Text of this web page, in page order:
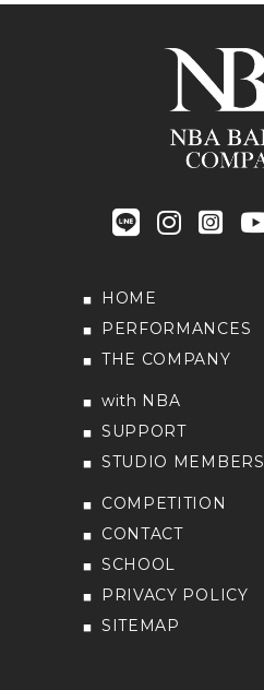
HOME
PERFORMANCES
THE COMPANY
with NBA
SUPPORT
STUDIO MEMBERS
COMPETITION
CONTACT
SCHOOL
PRIVACY POLICY
SITEMAP